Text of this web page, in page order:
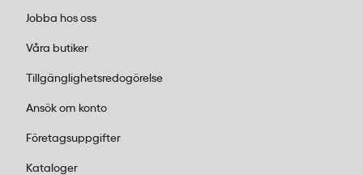
Jobba hos oss
Våra butiker
Tillgänglighetsredogörelse
Ansök om konto
Företagsuppgifter
Kataloger